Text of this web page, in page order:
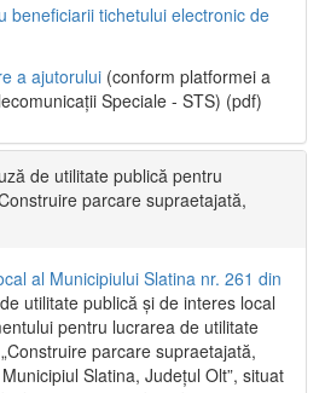
beneficiarii tichetului electronic de
a ajutorului (conform platformei a
Speciale - STS) (pdf)
de utilitate publică pentru
parcare supraetajată,
al Municipiului Slatina nr. 261 din
utilitate publică și de interes local
pentru lucrarea de utilitate
parcare supraetajată,
Slatina, Județul Olt”, situat